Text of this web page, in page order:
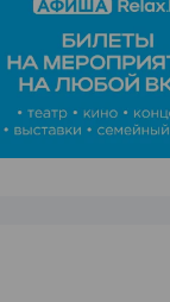
ЭФФЕКТИВНАЯ РЕКЛАМА